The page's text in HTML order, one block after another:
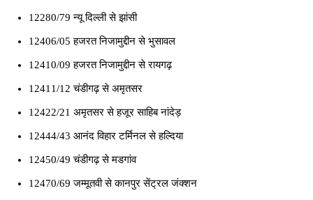
12280/79 न्यू दिल्ली से झांसी
12406/05 हजरत निजामुद्दीन से भुसावल
12410/09 हजरत निजामुद्दीन से रायगढ़
12411/12 चंडीगढ़ से अमृतसर
12422/21 अमृतसर से हजूर साहिब नांदेड़
12444/43 आनंद विहार टर्मिनल से हल्दिया
12450/49 चंडीगढ़ से मडगांव
12470/69 जम्मूतवी से कानपुर सेंट्रल जंक्शन